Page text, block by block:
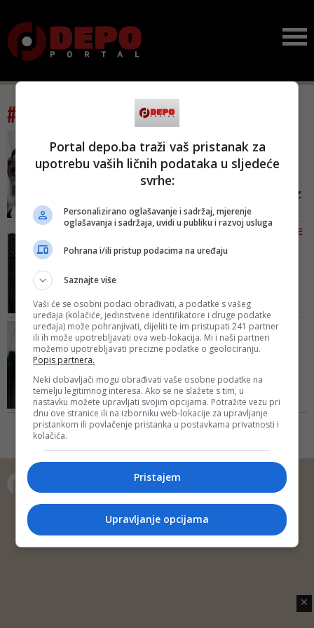
#tag: iz bih
SVIDJELA BAKIRU
IZETBEGOVIĆU
bradu: Šta se događa u IZ
Bi...
Šta se događa u islamskoj
malo zna ili ne zna ništa? Dobro
kadrovske promjene, koje se
zasigurno nisu svidjele lideru
SDA, Bakiru Izetbegović...
TAJNO GLASANJE ODLUČUJE
Husein ef. Kavazović
Islamske zajednice u BiH bit će
održani sutra, u Gazi Husrev-
begovoj biblioteci u Sarajevu
VIDEO/ NISMO MI OSTACI NI
TURAKA NI ARAPA
Muamer Zukorlić otkriva:
prih...
Kazao je da će svoj program
predstaviti nakon što kandidatura
bude verifikovana 21. septembra,
Copyright © 2014 Depo Portal
Kontakt Marketing
Privatnost korisnika
O nama
✕
Portal depo.ba traži vaš pristanak za
upotrebu vaših ličnih podataka u sljedeće
svrhe:
Personalizirano oglašavanje i sadržaj, mjerenje
oglašavanja i sadržaja, uvidi u publiku i razvoj usluga
Pohrana i/ili pristup podacima na uređaju
Saznajte više
Vaši će se osobni podaci obrađivati, a podatke s vašeg
uređaja (kolačiće, jedinstvene identifikatore i druge podatke
uređaja) može pohranjivati, dijeliti te im pristupati 241 partner
ili ih može upotrebljavati ova web-lokacija. Mi i naši partneri
možemo upotrebljavati precizne podatke o geolociranju.
Popis partnera.
Neki dobavljači mogu obrađivati vaše osobne podatke na
temelju legitimnog interesa. Ako se ne slažete s tim, u
nastavku možete upravljati svojim opcijama. Potražite vezu pri
dnu ove stranice ili na izborniku web-lokacije za upravljanje
pristankom ili povlačenje pristanka u postavkama privatnosti i
kolačića.
Pristajem
Upravljanje opcijama